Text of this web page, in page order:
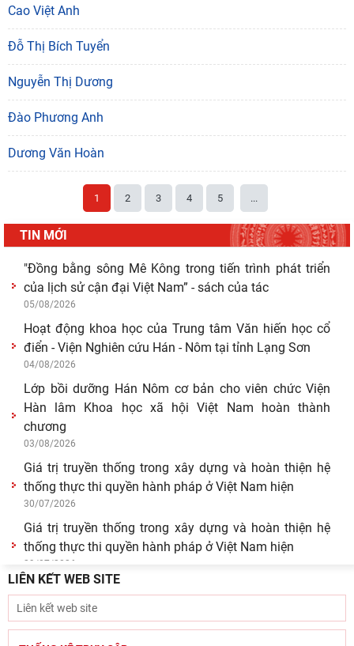
Cao Việt Anh
Đỗ Thị Bích Tuyển
Nguyễn Thị Dương
Đào Phương Anh
Dương Văn Hoàn
1 2 3 4 5 ...
TIN MỚI
"Đồng bằng sông Mê Kông trong tiến trình phát triển
của lịch sử cận đại Việt Nam” - sách của tác
05/08/2026
Hoạt động khoa học của Trung tâm Văn hiến học cổ
điển - Viện Nghiên cứu Hán - Nôm tại tỉnh Lạng Sơn
04/08/2026
Lớp bồi dưỡng Hán Nôm cơ bản cho viên chức Viện
Hàn lâm Khoa học xã hội Việt Nam hoàn thành
chương
03/08/2026
Giá trị truyền thống trong xây dựng và hoàn thiện hệ
thống thực thi quyền hành pháp ở Việt Nam hiện
30/07/2026
Giá trị truyền thống trong xây dựng và hoàn thiện hệ
thống thực thi quyền hành pháp ở Việt Nam hiện
29/07/2026
Tín ngưỡng thờ cúng tổ tiên và văn hóa gia tộc: khảo
cứu từ tộc ước và hậu tộc
29/07/2026
LIÊN KẾT WEB SITE